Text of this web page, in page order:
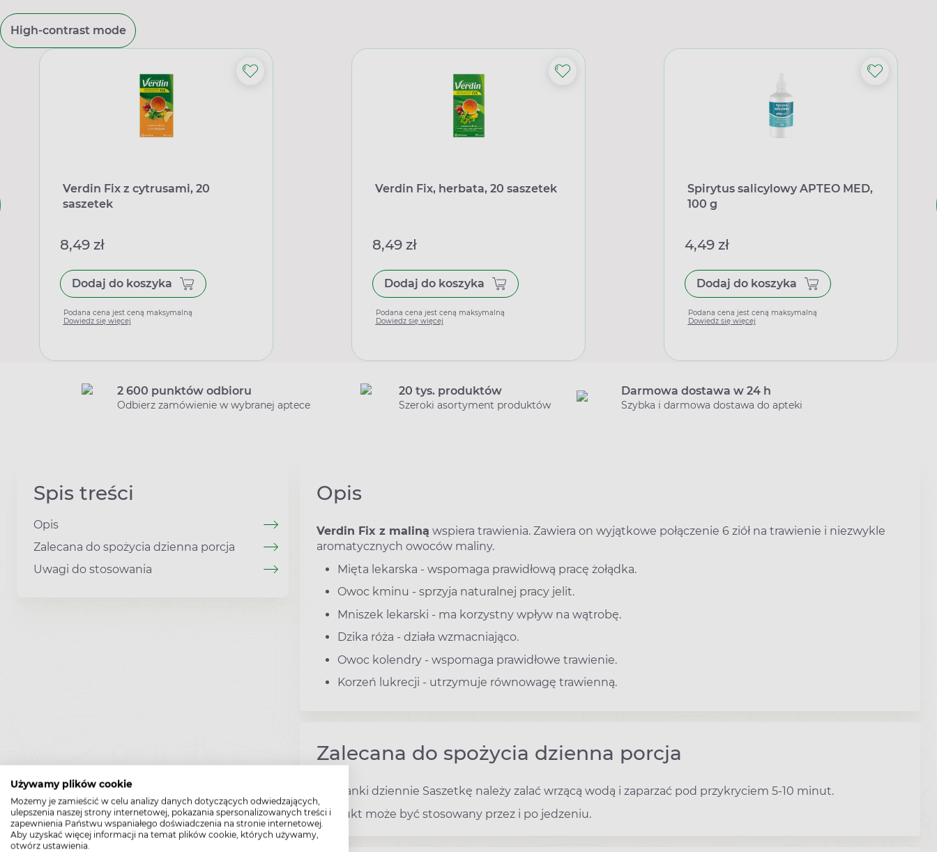
Używamy plików cookie
Możemy je zamieścić w celu analizy danych dotyczących odwiedzających,
ulepszenia naszej strony internetowej, pokazania spersonalizowanych treści i
zapewnienia Państwu wspaniałego doświadczenia na stronie internetowej.
Aby uzyskać więcej informacji na temat plików cookie, których używamy,
otwórz ustawienia.
High-contrast mode
Verdin Fix z cytrusami, 20
saszetek
8,49 zł
Dodaj do koszyka
Podana cena jest ceną maksymalną
Dowiedz się więcej
Verdin Fix, herbata, 20 saszetek
8,49 zł
Dodaj do koszyka
Podana cena jest ceną maksymalną
Dowiedz się więcej
Spirytus salicylowy APTEO MED,
100 g
4,49 zł
Dodaj do koszyka
Podana cena jest ceną maksymalną
Dowiedz się więcej
2 600 punktów odbioru
Odbierz zamówienie w wybranej aptece
20 tys. produktów
Szeroki asortyment produktów
Darmowa dostawa w 24 h
Szybka i darmowa dostawa do apteki
Spis treści
Opis
Zalecana do spożycia dzienna porcja
Uwagi do stosowania
Opis
Verdin Fix z maliną wspiera trawienia. Zawiera on wyjątkowe połączenie 6 ziół na trawienie i niezwykle
aromatycznych owoców maliny.
Mięta lekarska - wspomaga prawidłową pracę żołądka.
Owoc kminu - sprzyja naturalnej pracy jelit.
Mniszek lekarski - ma korzystny wpływ na wątrobę.
Dzika róża - działa wzmacniająco.
Owoc kolendry - wspomaga prawidłowe trawienie.
Korzeń lukrecji - utrzymuje równowagę trawienną.
Zalecana do spożycia dzienna porcja
4 filiżanki dziennie Saszetkę należy zalać wrzącą wodą i zaparzać pod przykryciem 5-10 minut.
Produkt może być stosowany przez i po jedzeniu.